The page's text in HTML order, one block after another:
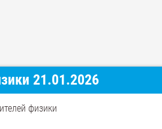
21.01.2026
физики